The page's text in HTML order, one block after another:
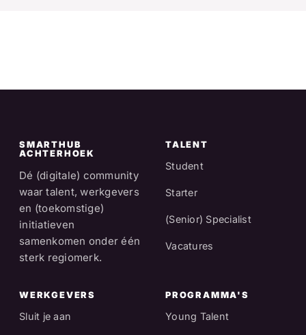
SMARTHUB
ACHTERHOEK
Dé (digitale) community
waar talent, werkgevers
en (toekomstige)
initiatieven
samenkomen onder één
sterk regiomerk.
TALENT
Student
Starter
(Senior) Specialist
Vacatures
WERKGEVERS
Sluit je aan
PROGRAMMA'S
Young Talent